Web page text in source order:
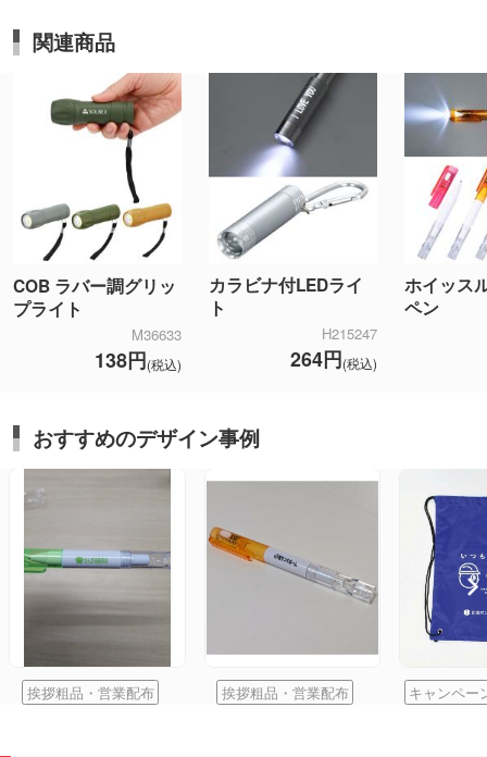
関連商品
COB ラバー調グリッ
プライト
M36633
138円(税込)
カラビナ付LEDライ
ト
H215247
264円(税込)
ホイッス
ペン
おすすめのデザイン事例
挨拶粗品・営業配布 挨拶粗品・営業配布 キャンペー